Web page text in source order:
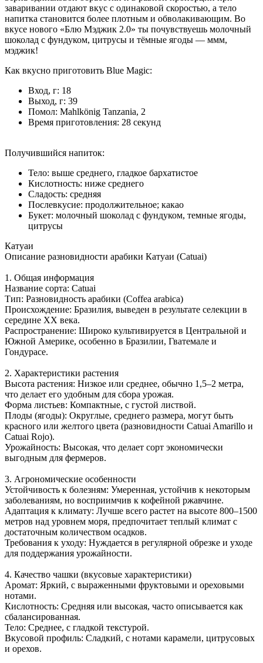
заваривании отдают вкус с одинаковой скоростью, а тело
напитка становится более плотным и обволакивающим. Во
вкусе нового «Блю Мэджик 2.0» ты почувствуешь молочный
шоколад с фундуком, цитрусы и тёмные ягоды — ммм,
мэджик!
Как вкусно приготовить Blue Magic:
Вход, г: 18
Выход, г: 39
Помол: Mahlkönig Tanzania, 2
Время приготовления: 28 секунд
Получившийся напиток:
Тело: выше среднего, гладкое бархатистое
Кислотность: ниже среднего
Сладость: средняя
Послевкусие: продолжительное; какао
Букет: молочный шоколад с фундуком, темные ягоды,
цитрусы
Катуаи
Описание разновидности арабики Катуаи (Catuai)
1. Общая информация
Название сорта: Catuai
Тип: Разновидность арабики (Coffea arabica)
Происхождение: Бразилия, выведен в результате селекции в
середине XX века.
Распространение: Широко культивируется в Центральной и
Южной Америке, особенно в Бразилии, Гватемале и
Гондурасе.
2. Характеристики растения
Высота растения: Низкое или среднее, обычно 1,5–2 метра,
что делает его удобным для сбора урожая.
Форма листьев: Компактные, с густой листвой.
Плоды (ягоды): Округлые, среднего размера, могут быть
красного или желтого цвета (разновидности Catuai Amarillo и
Catuai Rojo).
Урожайность: Высокая, что делает сорт экономически
выгодным для фермеров.
3. Агрономические особенности
Устойчивость к болезням: Умеренная, устойчив к некоторым
заболеваниям, но восприимчив к кофейной ржавчине.
Адаптация к климату: Лучше всего растет на высоте 800–1500
метров над уровнем моря, предпочитает теплый климат с
достаточным количеством осадков.
Требования к уходу: Нуждается в регулярной обрезке и уходе
для поддержания урожайности.
4. Качество чашки (вкусовые характеристики)
Аромат: Яркий, с выраженными фруктовыми и ореховыми
нотами.
Кислотность: Средняя или высокая, часто описывается как
сбалансированная.
Тело: Среднее, с гладкой текстурой.
Вкусовой профиль: Сладкий, с нотами карамели, цитрусовых
и орехов.